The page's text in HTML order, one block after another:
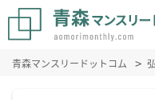
青森マンスリードットコム